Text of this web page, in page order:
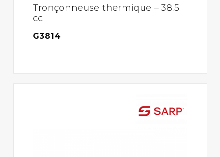
Tronçonneuse thermique – 38.5
cc
G3814